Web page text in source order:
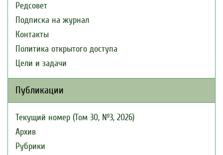
Редсовет
Подписка на журнал
Контакты
Политика открытого доступа
Цели и задачи
Публикации
Текущий номер (Том 30, №3, 2026)
Архив
Рубрики